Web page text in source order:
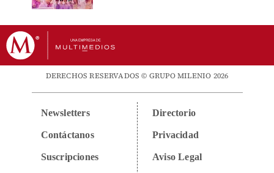
DERECHOS RESERVADOS © GRUPO MILENIO 2026
Newsletters
Contáctanos
Suscripciones
Directorio
Privacidad
Aviso Legal